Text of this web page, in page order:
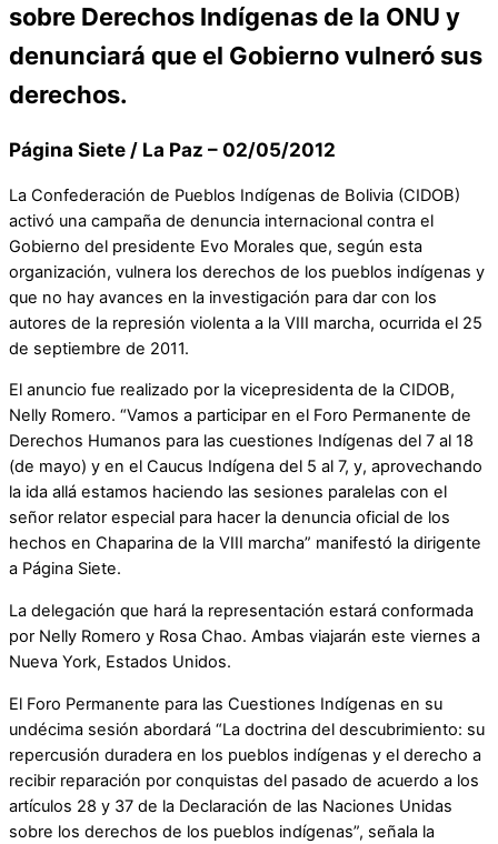
sobre Derechos Indígenas de la ONU y
denunciará que el Gobierno vulneró sus
derechos.
Página Siete / La Paz – 02/05/2012
La Confederación de Pueblos Indígenas de Bolivia (CIDOB)
activó una campaña de denuncia internacional contra el
Gobierno del presidente Evo Morales que, según esta
organización, vulnera los derechos de los pueblos indígenas y
que no hay avances en la investigación para dar con los
autores de la represión violenta a la VIII marcha, ocurrida el 25
de septiembre de 2011.
El anuncio fue realizado por la vicepresidenta de la CIDOB,
Nelly Romero. “Vamos a participar en el Foro Permanente de
Derechos Humanos para las cuestiones Indígenas del 7 al 18
(de mayo) y en el Caucus Indígena del 5 al 7, y, aprovechando
la ida allá estamos haciendo las sesiones paralelas con el
señor relator especial para hacer la denuncia oficial de los
hechos en Chaparina de la VIII marcha” manifestó la dirigente
a Página Siete.
La delegación que hará la representación estará conformada
por Nelly Romero y Rosa Chao. Ambas viajarán este viernes a
Nueva York, Estados Unidos.
El Foro Permanente para las Cuestiones Indígenas en su
undécima sesión abordará “La doctrina del descubrimiento: su
repercusión duradera en los pueblos indígenas y el derecho a
recibir reparación por conquistas del pasado de acuerdo a los
artículos 28 y 37 de la Declaración de las Naciones Unidas
sobre los derechos de los pueblos indígenas”, señala la